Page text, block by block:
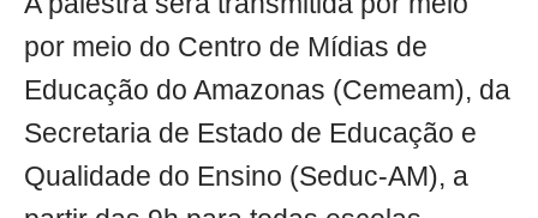
por meio do Centro de Mídias de
Educação do Amazonas (Cemeam), da
Secretaria de Estado de Educação e
Qualidade do Ensino (Seduc-AM), a